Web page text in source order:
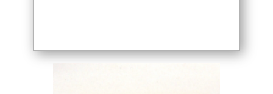
Design